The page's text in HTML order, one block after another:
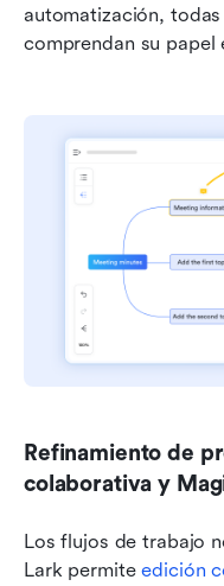
automatización,
comprendan su papel
Refinamiento de
colaborativa y
Los flujos de trabajo
Lark permite edición